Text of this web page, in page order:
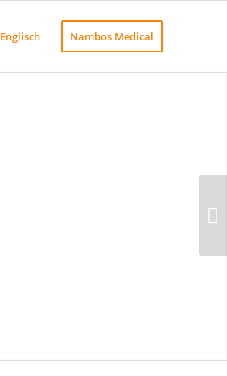
Englisch Nambos Medical